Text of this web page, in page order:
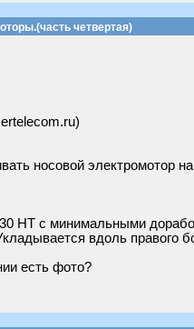
четвертая)
носовой электромотор
НТ с минимальными
вдоль правого
есть фото?